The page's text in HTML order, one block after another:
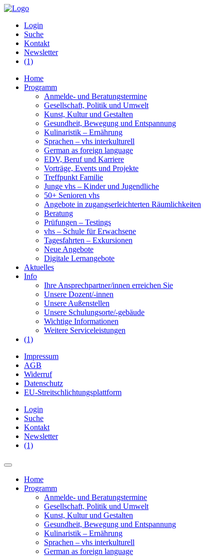
Login
Suche
Kontakt
Newsletter
(1)
Home
Programm
Anmelde- und Beratungstermine
Gesellschaft, Politik und Umwelt
Kunst, Kultur und Gestalten
Gesundheit, Bewegung und Entspannung
Kulinaristik – Ernährung
Sprachen – vhs interkulturell
German as foreign language
EDV, Beruf und Karriere
Vorträge, Events und Projekte
Treffpunkt Familie
Junge vhs – Kinder und Jugendliche
50+ Senioren vhs
Angebote in zugangserleichterten Räumlichkeiten
Beratung
Prüfungen – Testings
vhs – Schule für Erwachsene
Tagesfahrten – Exkursionen
Neue Angebote
Digitale Lernangebote
Aktuelles
Info
Ihre Ansprechpartner/innen erreichen Sie
Unsere Dozent/-innen
Unsere Außenstellen
Unsere Schulungsorte/-gebäude
Wichtige Informationen
Weitere Serviceleistungen
(1)
Impressum
AGB
Widerruf
Datenschutz
EU-Streitschlichtungsplattform
Login
Suche
Kontakt
Newsletter
(1)
Home
Programm
Anmelde- und Beratungstermine
Gesellschaft, Politik und Umwelt
Kunst, Kultur und Gestalten
Gesundheit, Bewegung und Entspannung
Kulinaristik – Ernährung
Sprachen – vhs interkulturell
German as foreign language